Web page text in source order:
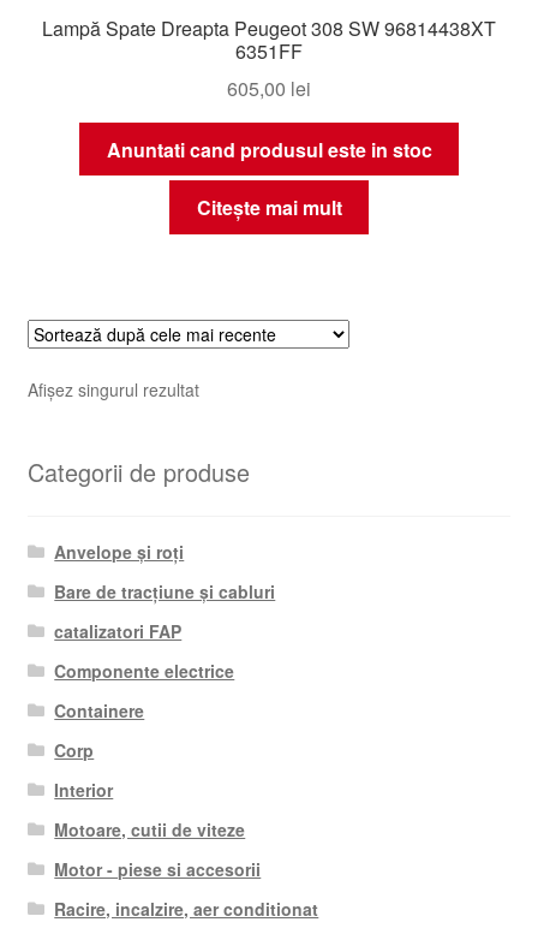
Lampă Spate Dreapta Peugeot 308 SW 96814438XT
6351FF
605,00 lei
Anuntati cand produsul este in stoc
Citește mai mult
Afișez singurul rezultat
Categorii de produse
Anvelope și roți
Bare de tracțiune și cabluri
catalizatori FAP
Componente electrice
Containere
Corp
Interior
Motoare, cutii de viteze
Motor - piese si accesorii
Racire, incalzire, aer conditionat